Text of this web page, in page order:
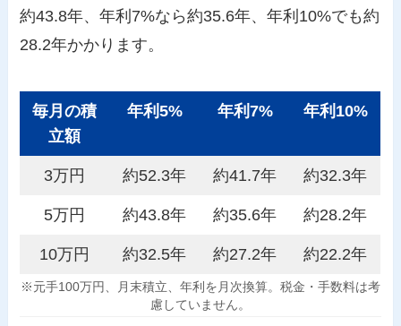
約43.8年、年利7%なら約35.6年、年利10%でも約
28.2年かかります。
毎月の積
立額
年利5% 年利7% 年利10%
3万円 約52.3年 約41.7年 約32.3年
5万円 約43.8年 約35.6年 約28.2年
10万円 約32.5年 約27.2年 約22.2年
※元手100万円、月末積立、年利を月次換算。税金・手数料は考
慮していません。